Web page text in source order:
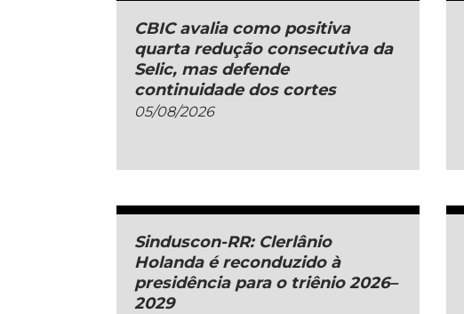
CBIC avalia como positiva
quarta redução consecutiva da
Selic, mas defende
continuidade dos cortes
05/08/2026
Sinduscon-RR: Clerlânio
Holanda é reconduzido à
presidência para o triênio 2026–
2029